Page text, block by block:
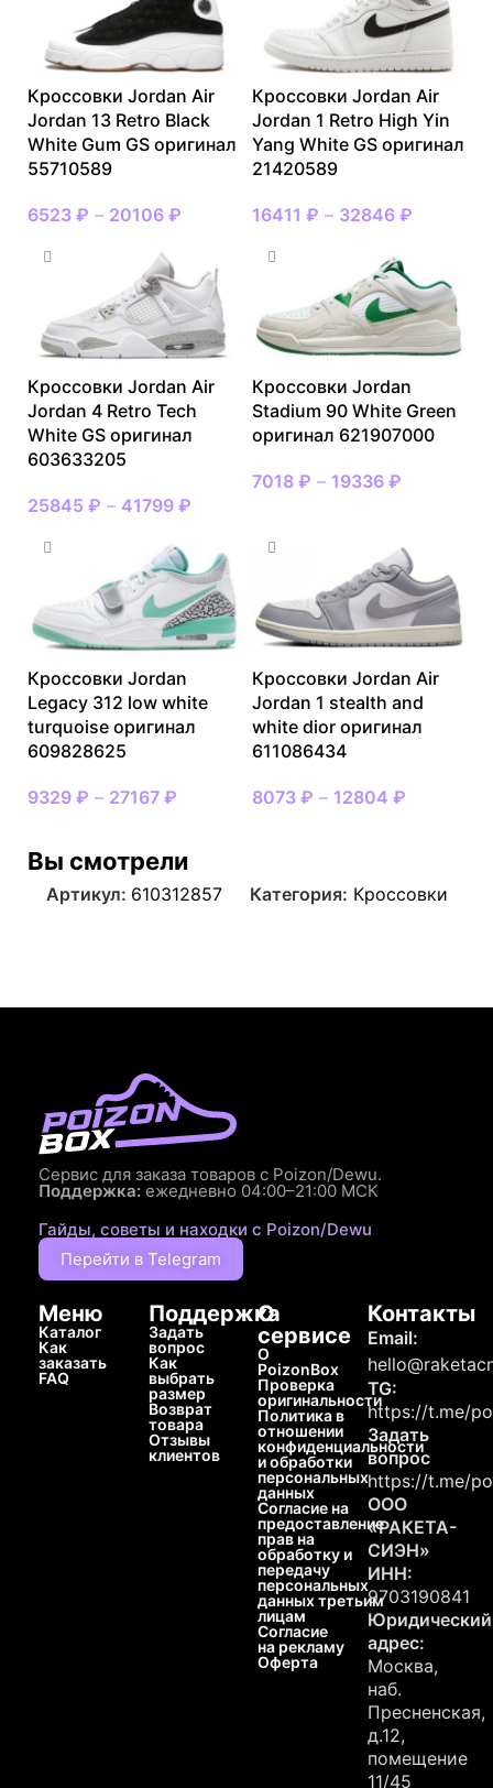
Кроссовки Jordan Air
Jordan 13 Retro Black
White Gum GS оригинал
55710589
6523 ₽ – 20106 ₽
Кроссовки Jordan Air
Jordan 1 Retro High Yin
Yang White GS оригинал
21420589
16411 ₽ – 32846 ₽
Кроссовки Jordan Air
Jordan 4 Retro Tech
White GS оригинал
603633205
25845 ₽ – 41799 ₽
Кроссовки Jordan
Stadium 90 White Green
оригинал 621907000
7018 ₽ – 19336 ₽
Кроссовки Jordan
Legacy 312 low white
turquoise оригинал
609828625
9329 ₽ – 27167 ₽
Кроссовки Jordan Air
Jordan 1 stealth and
white dior оригинал
611086434
8073 ₽ – 12804 ₽
Вы смотрели
Артикул: 610312857 Категория: Кроссовки
Сервис для заказа товаров с Poizon/Dewu.
Поддержка: ежедневно 04:00–21:00 МСК
Гайды, советы и находки с Poizon/Dewu
Перейти в Telegram
Меню
Каталог
Как
заказать
FAQ
Поддержка
Задать
вопрос
Как
выбрать
размер
Возврат
товара
Отзывы
клиентов
О
сервисе
О
PoizonBox
Проверка
оригинальности
Политика в
отношении
конфиденциальности
и обработки
персональных
данных
Согласие на
предоставление
прав на
обработку и
передачу
персональных
данных третьим
лицам
Согласие
на рекламу
Оферта
Контакты
Email:
TG:
https://t.me/
Задать
вопрос
https://t.me/
ООО
«РАКЕТА-
СИЭН»
ИНН:
9703190841
Юридический
адрес:
Москва,
наб.
Пресненская,
д.12,
помещение
11/45